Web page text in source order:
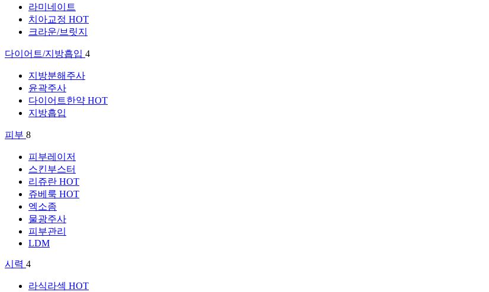
라미네이트
치아교정 HOT
크라운/브릿지
다이어트/지방흡입 4
지방분해주사
윤곽주사
다이어트한약 HOT
지방흡입
피부 8
피부레이저
스킨부스터
리쥬란 HOT
쥬베룩 HOT
엑소좀
물광주사
피부관리
LDM
시력 4
라식라섹 HOT